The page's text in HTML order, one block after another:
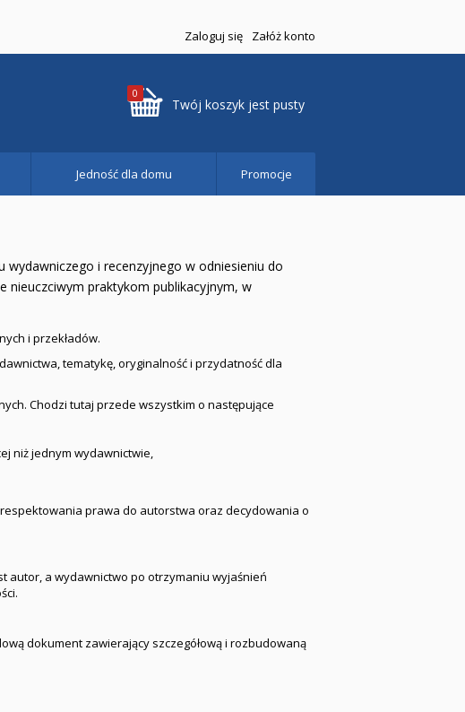
Zaloguj się Załóż konto
0
Twój koszyk jest pusty
Jedność dla domu Promocje
i recenzyjnego w odniesieniu do
nieuczciwym praktykom publikacyjnym, w
i przekładów.
tematykę, oryginalność i przydatność dla
Chodzi tutaj przede wszystkim o następujące
niż jednym wydawnictwie,
prawa do autorstwa oraz decydowania o
autor, a wydawnictwo po otrzymaniu wyjaśnień
dokument zawierający szczegółową i rozbudowaną